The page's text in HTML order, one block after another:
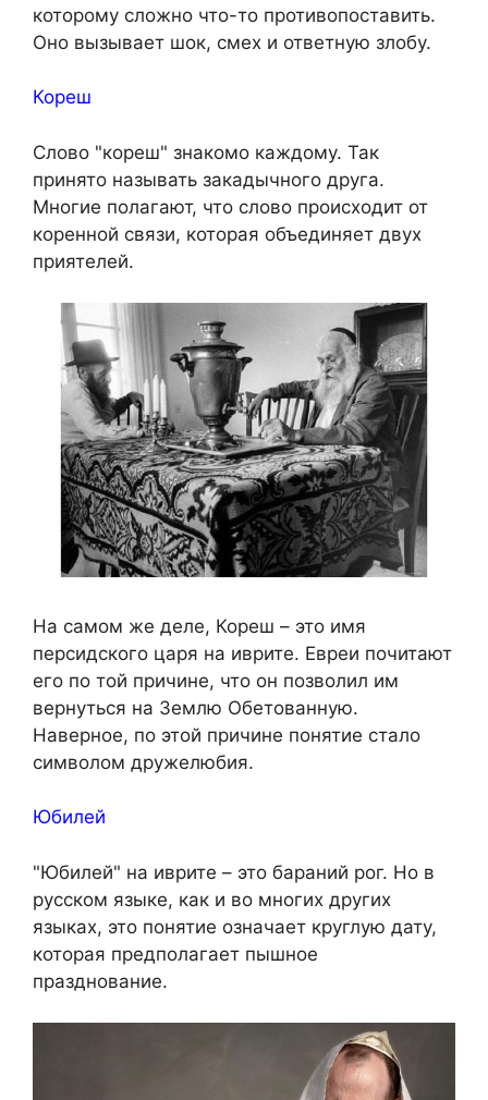
которому сложно что-то противопоставить.
Оно вызывает шок, смех и ответную злобу.
Кореш
Слово "кореш" знакомо каждому. Так
принято называть закадычного друга.
Многие полагают, что слово происходит от
коренной связи, которая объединяет двух
приятелей.
На самом же деле, Кореш – это имя
персидского царя на иврите. Евреи почитают
его по той причине, что он позволил им
вернуться на Землю Обетованную.
Наверное, по этой причине понятие стало
символом дружелюбия.
Юбилей
"Юбилей" на иврите – это бараний рог. Но в
русском языке, как и во многих других
языках, это понятие означает круглую дату,
которая предполагает пышное
празднование.